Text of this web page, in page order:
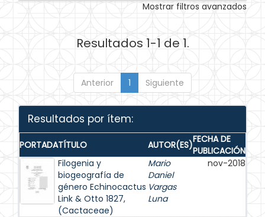
Mostrar filtros avanzados
Resultados 1-1 de 1.
Anterior 1 Siguiente
Resultados por ítem:
PORTADATÍTULO AUTOR(ES)FECHA DE
PUBLICACIÓN
Filogenia y
biogeografía de
género Echinocactus
Link & Otto 1827,
(Cactaceae)
Mario
Daniel
Vargas
Luna
nov-2018